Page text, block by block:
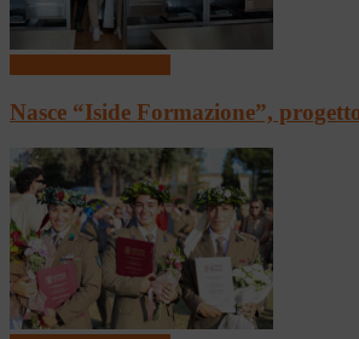
Nasce “Iside Formazione”,